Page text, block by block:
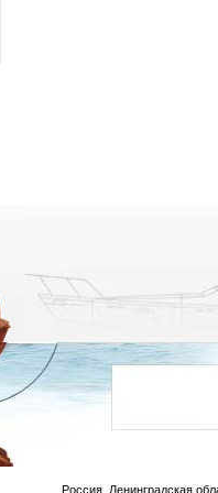
Россия, Ленинградская